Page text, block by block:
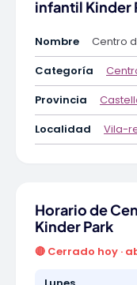
infantil Kinder
Nombre
Centro
Categoría
Provincia
Localidad
Vila-
Horario de
Kinder Park
🔴 Cerrado hoy ·